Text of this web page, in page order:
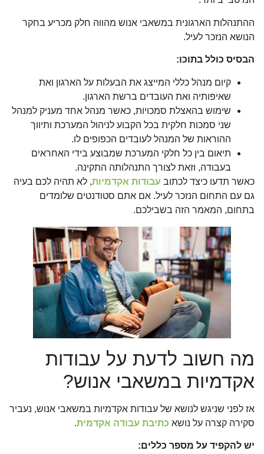
ההתנהלות הארגונית במשאבי אנוש מהווה חלק מכריע בחקר
הנושא הנזכר לעיל.
הבסיס כולל בתוכו:
קיום מנהל כללי המייצג את הבעלות על הארגון ואת
שאיפותיה ואת העובדים ברשת הארגון.
שימוש בהאצלת סמכויות, כאשר מנהל אחד מעניק למנהל
שני סמכות חלקית בכל הקבוע לניהול המערכת ותיווך
ההוראות של המנהל לעובדים הכפופים לו.
תיאום בין כל חלקי המערכת שמבוצע בידי האחראים
בעבודה, וזאת לצורך התנהלותה התקינה.
כאשר תדעו כיצד לכתוב עבודות אקדמיות, לא תהיה לכם בעיה
גם עם התחום הנזכר לעיל. אם אתם סטודנטים שלומדים
בתחום, המאמר הזה בשבילכם.
מה חשוב לדעת על עבודות
אקדמיות במשאבי אנוש?
אז לפני שניגש לנושא של עבודות אקדמיות במשאבי אנוש, נעביר
סקירה קצרה על נושא כתיבת עבודה אקדמית.
יש להקפיד על מספר כללים: